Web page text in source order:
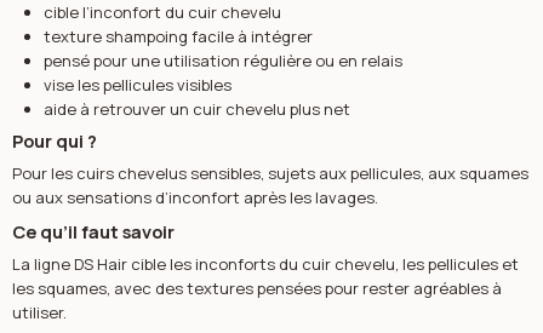
cible l’inconfort du cuir chevelu
texture shampoing facile à intégrer
pensé pour une utilisation régulière ou en relais
vise les pellicules visibles
aide à retrouver un cuir chevelu plus net
Pour qui ?
Pour les cuirs chevelus sensibles, sujets aux pellicules, aux squames
ou aux sensations d’inconfort après les lavages.
Ce qu’il faut savoir
La ligne DS Hair cible les inconforts du cuir chevelu, les pellicules et
les squames, avec des textures pensées pour rester agréables à
utiliser.